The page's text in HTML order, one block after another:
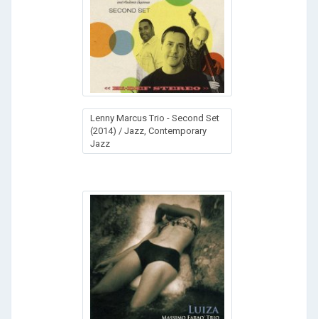
Lenny Marcus Trio - Second Set
(2014) / Jazz, Contemporary
Jazz